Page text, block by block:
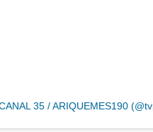
35 / ARIQUEMES190